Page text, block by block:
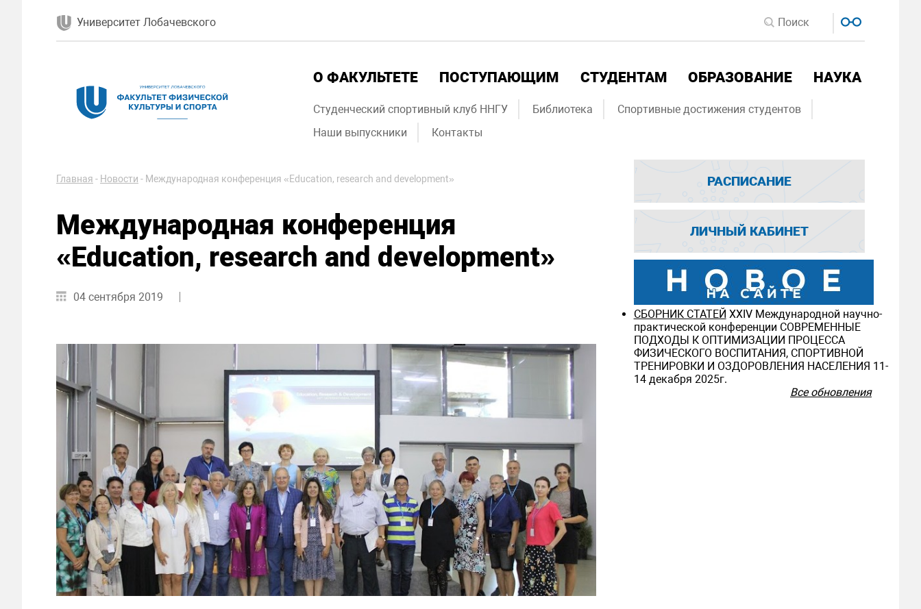
Университет Лобачевского
О ФАКУЛЬТЕТЕ ПОСТУПАЮЩИМ СТУДЕНТАМ ОБРАЗОВАНИЕ НАУКА
Студенческий спортивный клуб ННГУ Библиотека
Спортивные достижения студентов
Наши выпускники
Контакты
Главная - Новости - Международная конференция «Education, research and development»
Международная конференция
«Education, research and development»
04 сентября 2019
РАСПИСАНИЕ
ЛИЧНЫЙ КАБИНЕТ
СБОРНИК СТАТЕЙ ХXIV Международной научно-
практической конференции СОВРЕМЕННЫЕ
ПОДХОДЫ К ОПТИМИЗАЦИИ ПРОЦЕССА
ФИЗИЧЕСКОГО ВОСПИТАНИЯ, СПОРТИВНОЙ
ТРЕНИРОВКИ И ОЗДОРОВЛЕНИЯ НАСЕЛЕНИЯ 11-
14 декабря 2025г.
Все обновления